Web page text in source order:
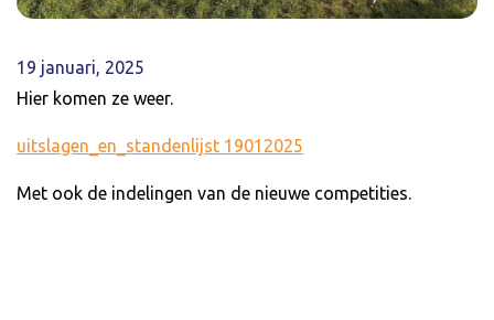
19 januari, 2025
Hier komen ze weer.
uitslagen_en_standenlijst 19012025
Met ook de indelingen van de nieuwe competities.